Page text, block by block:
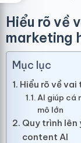
Hiểu rõ về
marketing
Mục lục
Hiểu rõ về
AI giúp cá
mô lớn
Quy trình lên
content AI